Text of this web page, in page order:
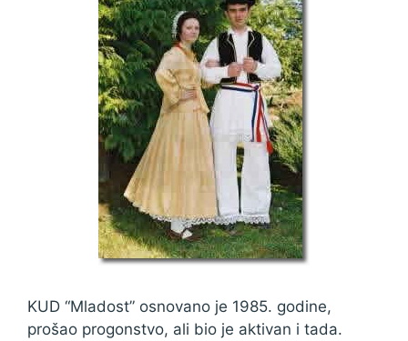
KUD “Mladost” osnovano je 1985. godine,
prošao progonstvo, ali bio je aktivan i tada.